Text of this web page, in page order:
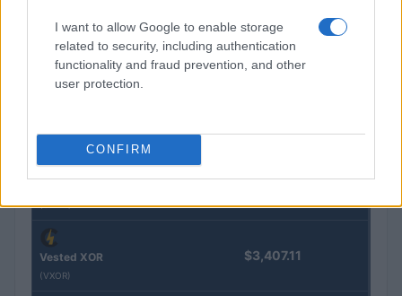
I want to allow Google to enable storage
related to security, including authentication
functionality and fraud prevention, and other
user protection.
CONFIRM
Steakhouse EURCV
Morpho Vault
(STEAKEURCV)
$100,000,000,000,000.00
(EPOCH)
(STINJ)
$16.49
Vested XOR
(VXOR)
$3,407.11